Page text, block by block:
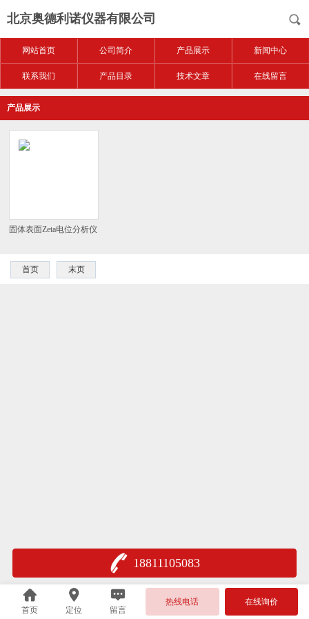
北京奥德利诺仪器有限公司
网站首页 公司简介 产品展示 新闻中心
联系我们 产品目录 技术文章 在线留言
产品展示
固体表面Zeta电位分析仪
首页 末页
18811105083
首页 定位 留言
热线电话 在线询价